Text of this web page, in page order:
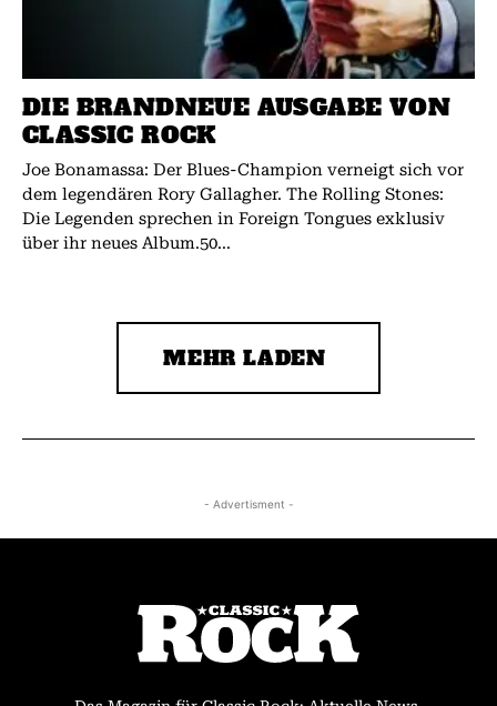
DIE BRANDNEUE AUSGABE VON
CLASSIC ROCK
Joe Bonamassa: Der Blues-Champion verneigt sich vor
dem legendären Rory Gallagher. The Rolling Stones:
Die Legenden sprechen in Foreign Tongues exklusiv
über ihr neues Album.50...
MEHR LADEN
- Advertisment -